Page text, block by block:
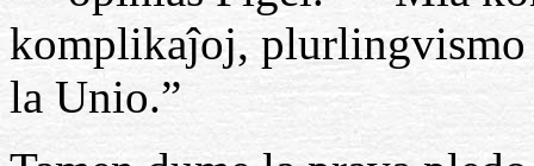
komplikaĵoj, plurlingvismo
la Unio.”